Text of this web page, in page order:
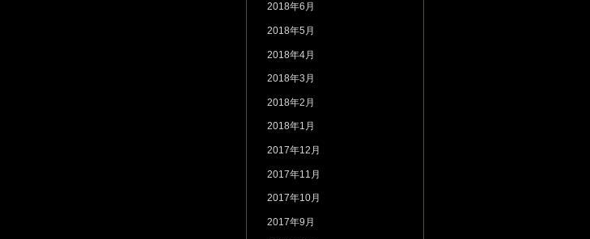
2018年6月
2018年5月
2018年4月
2018年3月
2018年2月
2018年1月
2017年12月
2017年11月
2017年10月
2017年9月